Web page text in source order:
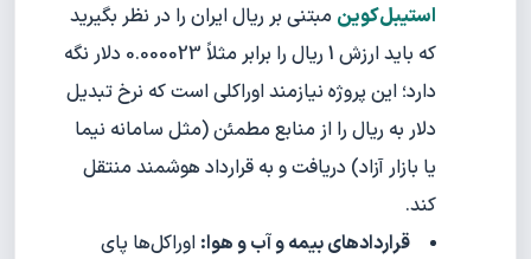
استیبل‌کوین مبتنی بر ریال ایران را در نظر بگیرید
که باید ارزش 1 ریال را برابر مثلاً 0.000023 دلار نگه
دارد؛ این پروژه نیازمند اوراکلی است که نرخ تبدیل
دلار به ریال را از منابع مطمئن (مثل سامانه نیما
یا بازار آزاد) دریافت و به قرارداد هوشمند منتقل
کند.
قراردادهای بیمه و آب و هوا: اوراکل‌ها پای